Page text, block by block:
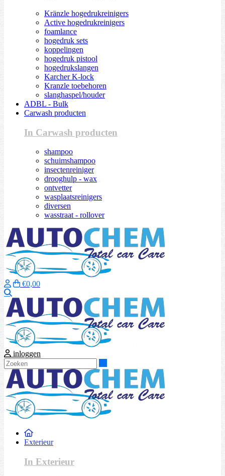
Kränzle hogedrukreinigers
Active hogedrukreinigers
foamlance
hogedruk sets
koppelingen
hogedruk pistool
hogedrukslangen
Karcher K-lock
Kranzle toebehoren
slanghaspel/houder
ADBL - Bulk
Carwash producten
In Carwash producten
shampoo
schuimshampoo
insectenreiniger
drooghulp - wax
ontvetter
wasplaatsreinigers
diversen
wasstraat - rollover
€0,00
inloggen
Exterieur
In Exterieur